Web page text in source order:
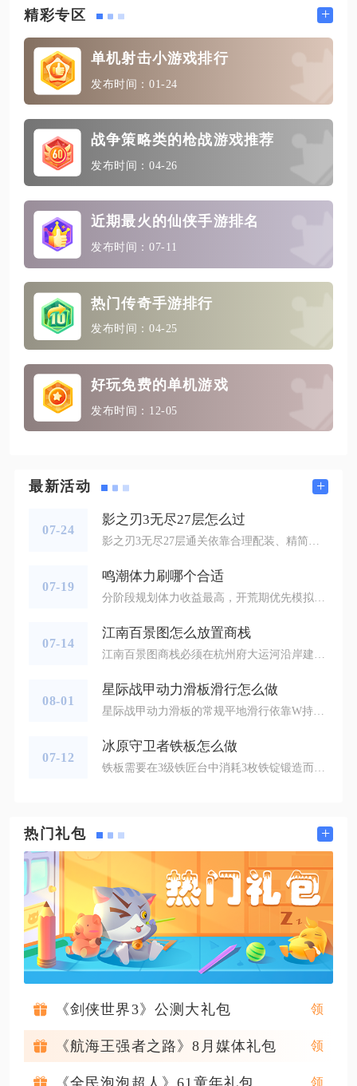
精彩专区 +
单机射击小游戏排行
发布时间：01-24
战争策略类的枪战游戏推荐
发布时间：04-26
近期最火的仙侠手游排名
发布时间：07-11
热门传奇手游排行
发布时间：04-25
好玩免费的单机游戏
发布时间：12-05
最新活动 +
07-24
影之刃3无尽27层怎么过
07-19
鸣潮体力刷哪个合适
07-14
江南百景图怎么放置商栈
08-01
星际战甲动力滑板滑行怎么做
07-12
冰原守卫者铁板怎么做
热门礼包 +
《剑侠世界3》公测大礼包
《航海王强者之路》8月媒体礼包
《全民泡泡超人》61童年礼包